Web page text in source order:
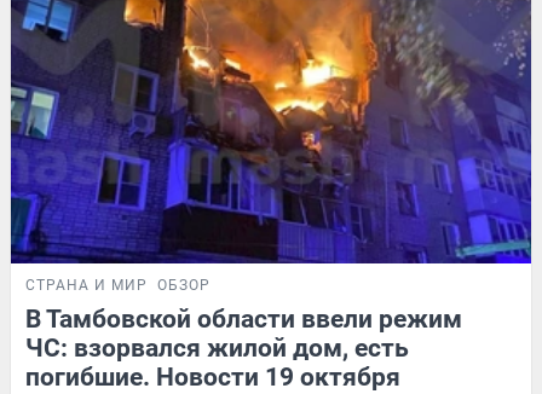
СТРАНА И МИР ОБЗОР
В Тамбовской области ввели режим
ЧС: взорвался жилой дом, есть
погибшие. Новости 19 октября